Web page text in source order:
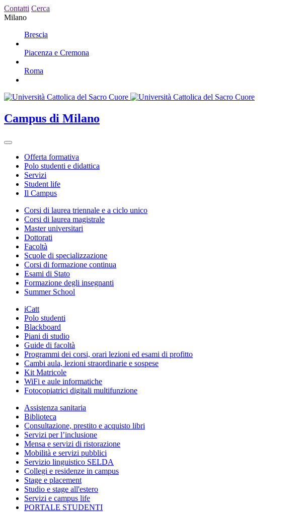
Contatti Cerca
Milano
Brescia
Piacenza e Cremona
Roma
Campus di Milano
Offerta formativa
Polo studenti e didattica
Servizi
Student life
Il Campus
Corsi di laurea triennale e a ciclo unico
Corsi di laurea magistrale
Master universitari
Dottorati
Facoltà
Scuole di specializzazione
Corsi di formazione continua
Esami di Stato
Formazione degli insegnanti
Summer School
iCatt
Polo studenti
Blackboard
Piani di studio
Guide di facoltà
Programmi dei corsi, orari lezioni ed esami di profitto
Cambi aula, lezioni straordinarie e sospese
Kit Matricole
WiFi e aule informatiche
Fotocopiatrici digitali multifunzione
Assistenza sanitaria
Biblioteca
Consultazione, prestito e acquisto libri
Servizi per l’inclusione
Mensa e servizi di ristorazione
Mobilità e servizi pubblici
Servizio linguistico SELDA
Collegi e residenze in campus
Stage e placement
Studio e stage all'estero
Servizi e campus life
PORTALE STUDENTI